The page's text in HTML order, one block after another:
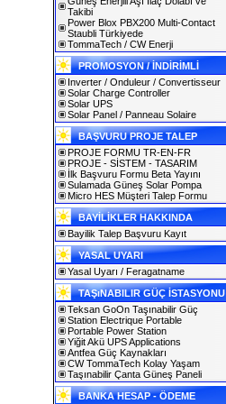
Takibi
Power Blox PBX200 Multi-Contact
Staubli Türkiyede
TommaTech / CW Enerji
PROMOSYON / İNDİRİMLİ
Inverter / Onduleur / Convertisseur
Solar Charge Controller
Solar UPS
Solar Panel / Panneau Solaire
BAŞVURU PROJE TALEP
PROJE FORMU TR-EN-FR
PROJE - SİSTEM - TASARIM
İlk Başvuru Formu Beta Yayını
Sulamada Güneş Solar Pompa
Micro HES Müşteri Talep Formu
BAYİLİKLER HAKKINDA
Bayilik Talep Başvuru Kayıt
YASAL UYARI
Yasal Uyarı / Feragatname
TAŞıNABILIR GÜÇ İSTASYONU
Teksan GoOn Taşınabilir Güç
Station Electrique Portable
Portable Power Station
Yiğit Akü UPS Applications
Antfea Güç Kaynakları
CW TommaTech Kolay Yaşam
Taşınabilir Çanta Güneş Paneli
BANKA HESAP - ÖDEME